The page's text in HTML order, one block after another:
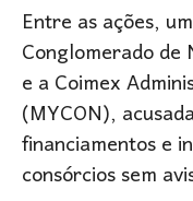
Entre as ações,
Conglomerado
e a Coimex
(MYCON),
financiamentos e
consórcios sem